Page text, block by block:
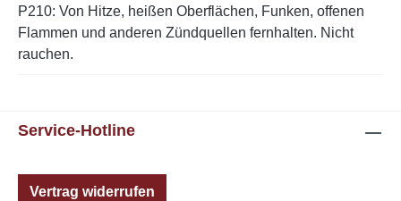
P210: Von Hitze, heißen Oberflächen, Funken, offenen
Flammen und anderen Zündquellen fernhalten. Nicht
rauchen.
Service-Hotline
Vertrag widerrufen